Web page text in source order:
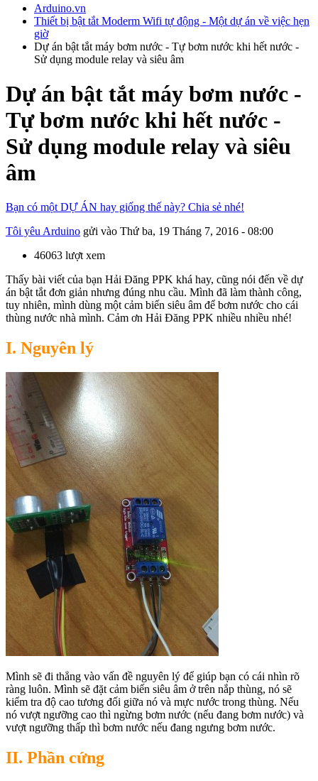
Arduino.vn
Thiết bị bật tắt Moderm Wifi tự động - Một dự án về việc hẹn
giờ
Dự án bật tắt máy bơm nước - Tự bơm nước khi hết nước -
Sử dụng module relay và siêu âm
Dự án bật tắt máy bơm nước -
Tự bơm nước khi hết nước -
Sử dụng module relay và siêu
âm
Bạn có một DỰ ÁN hay giống thế này? Chia sẻ nhé!
Tôi yêu Arduino gửi vào Thứ ba, 19 Tháng 7, 2016 - 08:00
46063 lượt xem
Thấy bài viết của bạn Hải Đăng PPK khá hay, cũng nói đến về dự
án bật tắt đơn giản nhưng đúng nhu cầu. Mình đã làm thành công,
tuy nhiên, mình dùng một cảm biến siêu âm để bơm nước cho cái
thùng nước nhà mình. Cảm ơn Hải Đăng PPK nhiều nhiều nhé!
I. Nguyên lý
Mình sẽ đi thẳng vào vấn đề nguyên lý để giúp bạn có cái nhìn rõ
ràng luôn. Mình sẽ đặt cảm biến siêu âm ở trên nắp thùng, nó sẽ
kiểm tra độ cao tương đối giữa nó và mực nước trong thùng. Nếu
nó vượt ngưỡng cao thì ngừng bơm nước (nếu đang bơm nước) và
vượt ngưỡng thấp thì bơm nước nếu đang ngưng bơm nước.
II. Phần cứng